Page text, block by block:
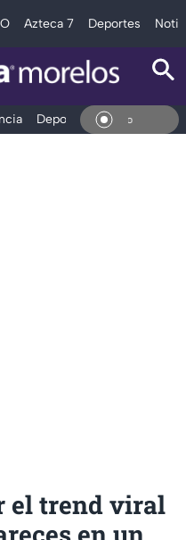
Azteca 7 Deportes
Deportes Espectáculos
En
el trend viral